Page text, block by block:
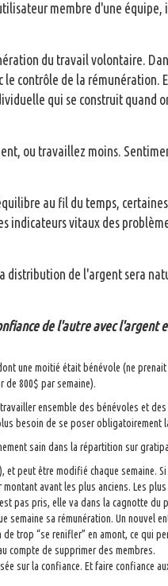
membre d'une
du travail volontaire.
contrôle de la
qui se construit quand
ou travaillez moins.
au fil du temps,
indicateurs vitaux des
distribution de l'argent sera
de l'autre avec l'argent
une moitié était bénévole (ne
de 800$ par semaine).
ensemble des bénévoles et
besoin de se poser
sain dans la répartition sur
peut être modifié chaque semaine.
avant les plus anciens. Les
pas pris, elle va dans la cagnotte du
semaine sa rémunération. Un
trop “se renifler” en amont, ce qui
compte de supprimer des membres.
sur la confiance. Et faire confiance